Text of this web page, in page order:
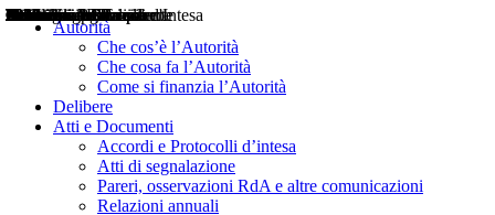
Autorità
Che cos’è l’Autorità
Che cosa fa l’Autorità
Come si finanzia l’Autorità
Delibere
Atti e Documenti
Accordi e Protocolli d’intesa
Atti di segnalazione
Pareri, osservazioni RdA e altre comunicazioni
Relazioni annuali
Delibere
Pareri
Consultazioni
Audizioni
Atti di Segnalazione
Accordi e Protocolli d'Intesa
Relazioni annuali
Misure di regolazione
Notizie
Comunicati Stampa
Bollettini ART
Convegni ART
Interviste del Presidente
Articoli in primo piano
Interventi del Presidente
2004
2005
2010
2013
2014
2015
2016
2017
2018
2019
202
2020
2021
2022
2023
2024
2025
2026
Aereo
Marittimo
Terrestre